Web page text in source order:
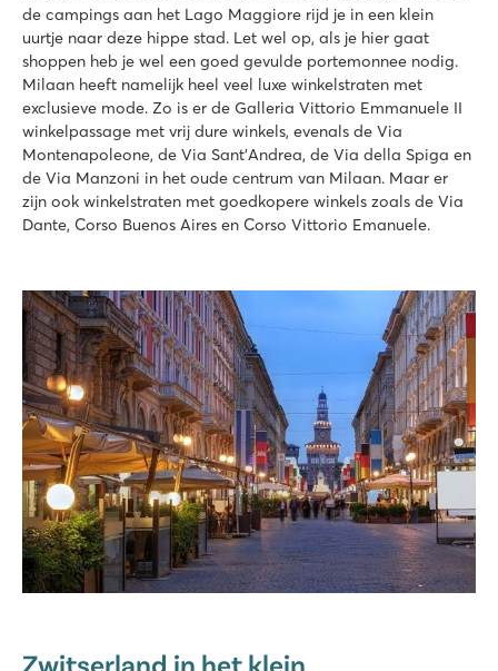
de campings aan het Lago Maggiore rijd je in een klein
uurtje naar deze hippe stad. Let wel op, als je hier gaat
shoppen heb je wel een goed gevulde portemonnee nodig.
Milaan heeft namelijk heel veel luxe winkelstraten met
exclusieve mode. Zo is er de Galleria Vittorio Emmanuele II
winkelpassage met vrij dure winkels, evenals de Via
Montenapoleone, de Via Sant’Andrea, de Via della Spiga en
de Via Manzoni in het oude centrum van Milaan. Maar er
zijn ook winkelstraten met goedkopere winkels zoals de Via
Dante, Corso Buenos Aires en Corso Vittorio Emanuele.
Zwitserland in het klein